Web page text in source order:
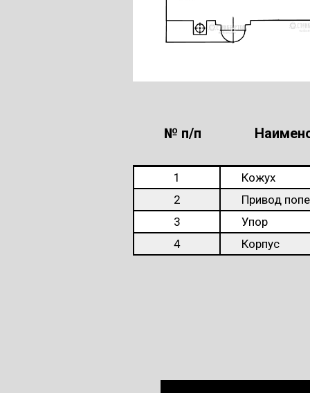
№ п/п
1
Кожух
2
Привод
3
Упор
4
Корпус